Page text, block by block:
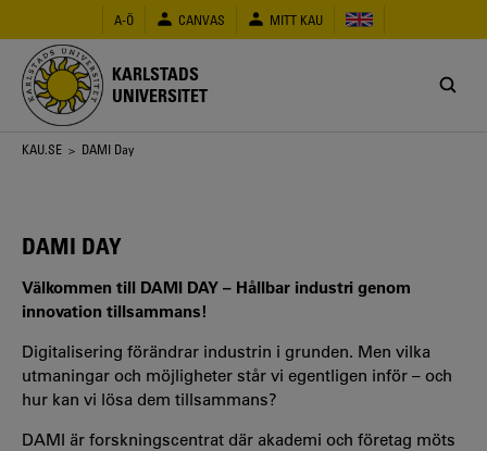
huvudinnehåll
A-Ö CANVAS MITT KAU
KARLSTADS
UNIVERSITET
Länkstig
KAU.SE > DAMI Day
DAMI DAY
Välkommen till DAMI DAY – Hållbar industri genom
innovation tillsammans!
Digitalisering förändrar industrin i grunden. Men vilka
utmaningar och möjligheter står vi egentligen inför – och
hur kan vi lösa dem tillsammans?
DAMI är forskningscentrat där akademi och företag möts